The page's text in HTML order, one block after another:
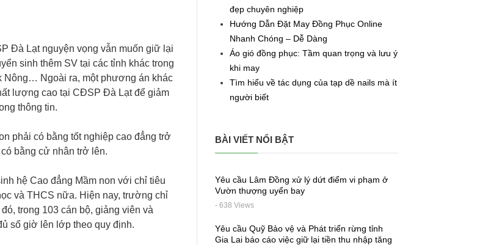
Đà Lạt nguyện vọng vẫn muốn giữ lại
sinh thêm SV tại các tỉnh khác trong
Nông… Ngoài ra, một phương án khác
lượng cao tại CĐSP Đà Lạt để giảm
thông tin.
phải có bằng tốt nghiệp cao đẳng trở
bằng cử nhân trở lên.
hệ Cao đẳng Mầm non với chỉ tiêu
và THCS nữa. Hiện nay, trường chỉ
trong 103 cán bộ, giảng viên và
số giờ lên lớp theo quy định.
đẹp chuyên nghiệp
Hướng Dẫn Đặt May Đồng Phục Online
Nhanh Chóng – Dễ Dàng
Áo gió đồng phục: Tầm quan trọng và lưu ý
khi may
Tìm hiểu về tác dụng của tạp dề nails mà ít
người biết
BÀI VIẾT NỔI BẬT
Yêu cầu Lâm Đồng xử lý dứt điểm vi phạm ở
Vườn thượng uyển bay
- 638 Views
Yêu cầu Quỹ Bảo vệ và Phát triển rừng tỉnh
Gia Lai báo cáo việc giữ lại tiền thu nhập tăng